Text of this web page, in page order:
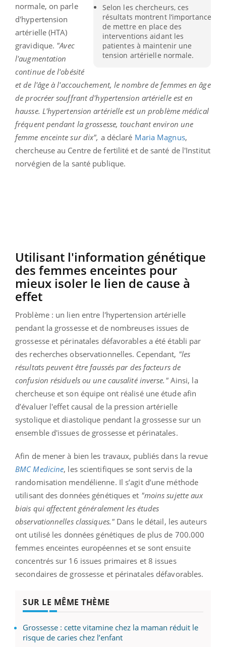
Selon les chercheurs, ces
résultats montrent l’importance
de mettre en place des
interventions aidant les
patientes à maintenir une
tension artérielle normale.
normale, on parle
d'hypertension
artérielle (HTA)
gravidique. "Avec
l'augmentation
continue de l'obésité
et de l'âge à l'accouchement, le nombre de femmes en âge
de procréer souffrant d'hypertension artérielle est en
hausse. L'hypertension artérielle est un problème médical
fréquent pendant la grossesse, touchant environ une
femme enceinte sur dix", a déclaré Maria Magnus,
chercheuse au Centre de fertilité et de santé de l'Institut
norvégien de la santé publique.
Utilisant l'information génétique
des femmes enceintes pour
mieux isoler le lien de cause à
effet
Problème : un lien entre l'hypertension artérielle
pendant la grossesse et de nombreuses issues de
grossesse et périnatales défavorables a été établi par
des recherches observationnelles. Cependant, "les
résultats peuvent être faussés par des facteurs de
confusion résiduels ou une causalité inverse."Ainsi, la
chercheuse et son équipe ont réalisé une étude afin
d’évaluer l'effet causal de la pression artérielle
systolique et diastolique pendant la grossesse sur un
ensemble d'issues de grossesse et périnatales.
Afin de mener à bien les travaux, publiés dans la revue
BMC Medicine, les scientifiques se sont servis de la
randomisation mendélienne. Il s’agit d’une méthode
utilisant des données génétiques et "moins sujette aux
biais qui affectent généralement les études
observationnelles classiques." Dans le détail, les auteurs
ont utilisé les données génétiques de plus de 700.000
femmes enceintes européennes et se sont ensuite
concentrés sur 16 issues primaires et 8 issues
secondaires de grossesse et périnatales défavorables.
SUR LE MÊME THÈME
Grossesse : cette vitamine chez la maman réduit le
risque de caries chez l’enfant